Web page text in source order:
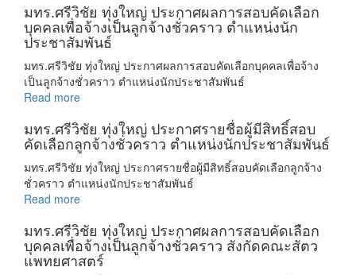
มทร.ศรีวิชัย ทุ่งใหญ่ ประกาศผลการสอบคัดเลือก
บุคคลเพื่อจ้างเป็นลูกจ้างชั่วคราว ตำแหน่งนัก
ประชาสัมพันธ์
มทร.ศรีวิชัย ทุ่งใหญ่ ประกาศผลการสอบคัดเลือกบุคคลเพื่อจ้าง
เป็นลูกจ้างชั่วคราว ตำแหน่งนักประชาสัมพันธ์
Read more
มทร.ศรีวิชัย ทุ่งใหญ่ ประกาศรายชื่อผู้มีสิทธิ์สอบ
คัดเลือกลูกจ้างชั่วคราว ตำแหน่งนักประชาสัมพันธ์
มทร.ศรีวิชัย ทุ่งใหญ่ ประกาศรายชื่อผู้มีสิทธิ์สอบคัดเลือกลูกจ้าง
ชั่วคราว ตำแหน่งนักประชาสัมพันธ์
Read more
มทร.ศรีวิชัย ทุ่งใหญ่ ประกาศผลการสอบคัดเลือก
บุคคลเพื่อจ้างเป็นลูกจ้างชั่วคราว สังกัดคณะสัตว
แพทยศาสตร์